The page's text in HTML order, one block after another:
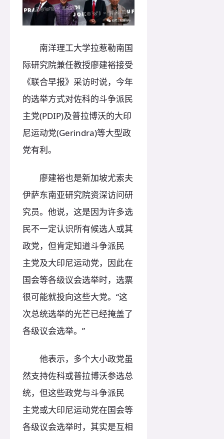
南洋理工大学拉惹勒南国
际研究院兼任教授廖建裕接受
《联合早报》采访时说，今年
的选举方式对佐科的斗争派民
主党(PDIP)及普拉博沃的大印
尼运动党(Gerindra)等大型政
党有利。
廖建裕也是新加坡尤索夫
伊萨东南亚研究院资深访问研
究员。他说，这是因为许多选
民不一定认识所有候选人或其
政党，但肯定知道斗争派民
主党及大印尼运动党，因此在
国会等各级议会选举时，选票
很可能就投向这些大党。“这
次总统选举的光芒已经掩盖了
各级议会选举。”
他表示，多个大小政党虽
然支持佐科或普拉博沃参选总
统，但这些政党与斗争派民
主党或大印尼运动党在国会等
各级议会选举时，其实是互相